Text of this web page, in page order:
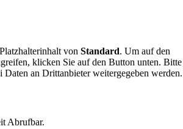
vonStandard. Um auf den
klicken Sie auf den Button unten. Bitte
Daten an Drittanbieter weitergegeben werden.
Abrufbar.